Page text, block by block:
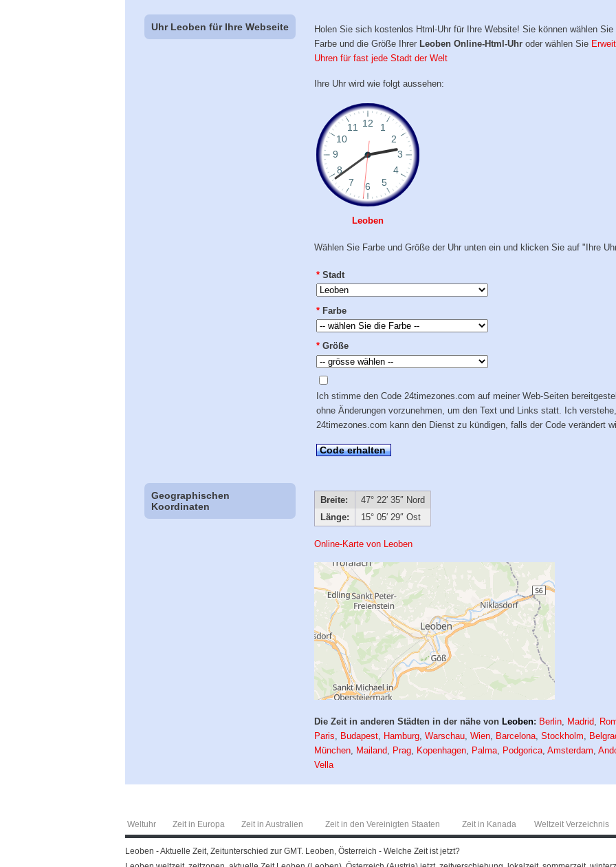
Uhr Leoben für Ihre Webseite
Holen Sie sich kostenlos Html-Uhr für Ihre Website! Sie können wählen Sie
Farbe und die Größe Ihrer Leoben Online-Html-Uhr oder wählen Sie
Uhren für fast jede Stadt der Welt
Ihre Uhr wird wie folgt aussehen:
Leoben
Wählen Sie Farbe und Größe der Uhr unten ein und klicken Sie auf "Ihre
* Stadt
* Farbe
* Größe
Ich stimme den Code 24timezones.com auf meiner Web-Seiten
ohne Änderungen vorzunehmen, um den Text und Links statt. Ich
24timezones.com kann den Dienst zu kündigen, falls der Code verändert
Code erhalten
Geographischen
Koordinaten
Breite:
47° 22′ 35″ Nord
Länge:
15° 05′ 29″ Ost
Online-Karte von Leoben
Die Zeit in anderen Städten in der nähe von Leoben: Berlin, Madrid,
Paris, Budapest, Hamburg,Warschau,Wien, Barcelona,Stockholm,
München, Mailand, Prag, Kopenhagen, Palma, Podgorica,Amsterdam,
Vella
Weltuhr Zeit in Europa Zeit in Australien Zeit in den Vereinigten Staaten Zeit in Kanada Weltzeit Verzeichnis
Leoben - Aktuelle Zeit, Zeitunterschied zur GMT. Leoben, Österreich - Welche Zeit ist jetzt?